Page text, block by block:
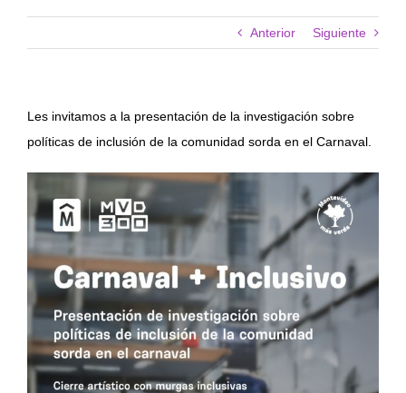
Anterior Siguiente
Les invitamos a la presentación de la investigación sobre
políticas de inclusión de la comunidad sorda en el Carnaval.